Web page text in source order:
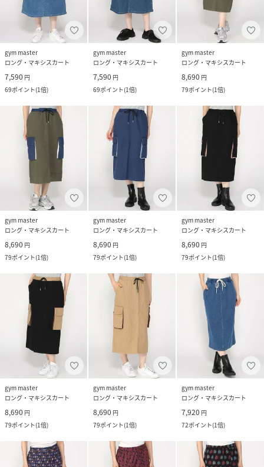
gym master
ロング・マキシスカート
7,590 円
69ポイント(1倍)
gym master
ロング・マキシスカート
7,590 円
69ポイント(1倍)
gym master
ロング・マキシスカート
8,690 円
79ポイント(1倍)
gym master
ロング・マキシスカート
8,690 円
79ポイント(1倍)
gym master
ロング・マキシスカート
8,690 円
79ポイント(1倍)
gym master
ロング・マキシスカート
8,690 円
79ポイント(1倍)
gym master
ロング・マキシスカート
8,690 円
79ポイント(1倍)
gym master
ロング・マキシスカート
8,690 円
79ポイント(1倍)
gym master
ロング・マキシスカート
7,920 円
72ポイント(1倍)